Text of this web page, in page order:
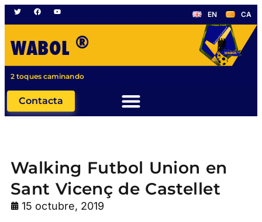
EN CA
WABOL ®
2 toques caminando
Contacta
Walking Futbol Union en
Sant Vicenç de Castellet
15 octubre, 2019